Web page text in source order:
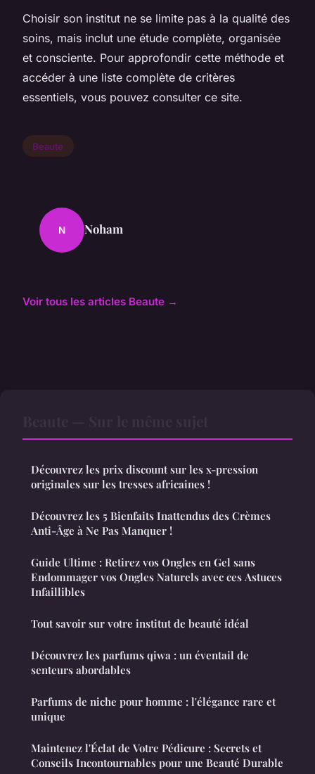
Choisir son institut ne se limite pas à la qualité des
soins, mais inclut une étude complète, organisée
et consciente. Pour approfondir cette méthode et
accéder à une liste complète de critères
essentiels, vous pouvez consulter ce site.
Beaute
N Noham
Voir tous les articles Beaute →
Découvrez les prix discount sur les x-pression
originales sur les tresses africaines !
Découvrez les 5 Bienfaits Inattendus des Crèmes
Anti-Âge à Ne Pas Manquer !
Guide Ultime : Retirez vos Ongles en Gel sans
Endommager vos Ongles Naturels avec ces Astuces
Infaillibles
Tout savoir sur votre institut de beauté idéal
Découvrez les parfums qiwa : un éventail de
senteurs abordables
Parfums de niche pour homme : l'élégance rare et
unique
Maintenez l'Éclat de Votre Pédicure : Secrets et
Conseils Incontournables pour une Beauté Durable